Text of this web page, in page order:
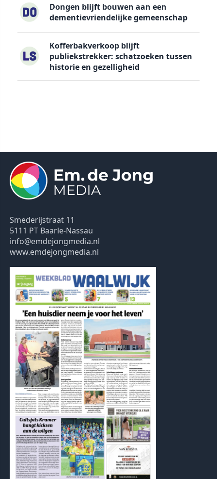
Dongen blijft bouwen aan een
dementievriendelijke gemeenschap
Kofferbakverkoop blijft
publiekstrekker: schatzoeken tussen
historie en gezelligheid
Smederijstraat 11
5111 PT Baarle-Nassau
info@emdejongmedia.nl
www.emdejongmedia.nl